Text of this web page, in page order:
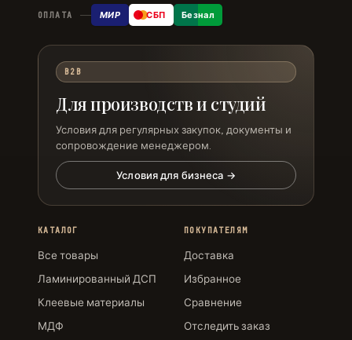
ОПЛАТА МИР СБП Безнал
B2B
Для производств и студий
Условия для регулярных закупок, документы и
сопровождение менеджером.
Условия для бизнеса →
КАТАЛОГ
Все товары
Ламинированный ДСП
Клеевые материалы
МДФ
ПОКУПАТЕЛЯМ
Доставка
Избранное
Сравнение
Отследить заказ